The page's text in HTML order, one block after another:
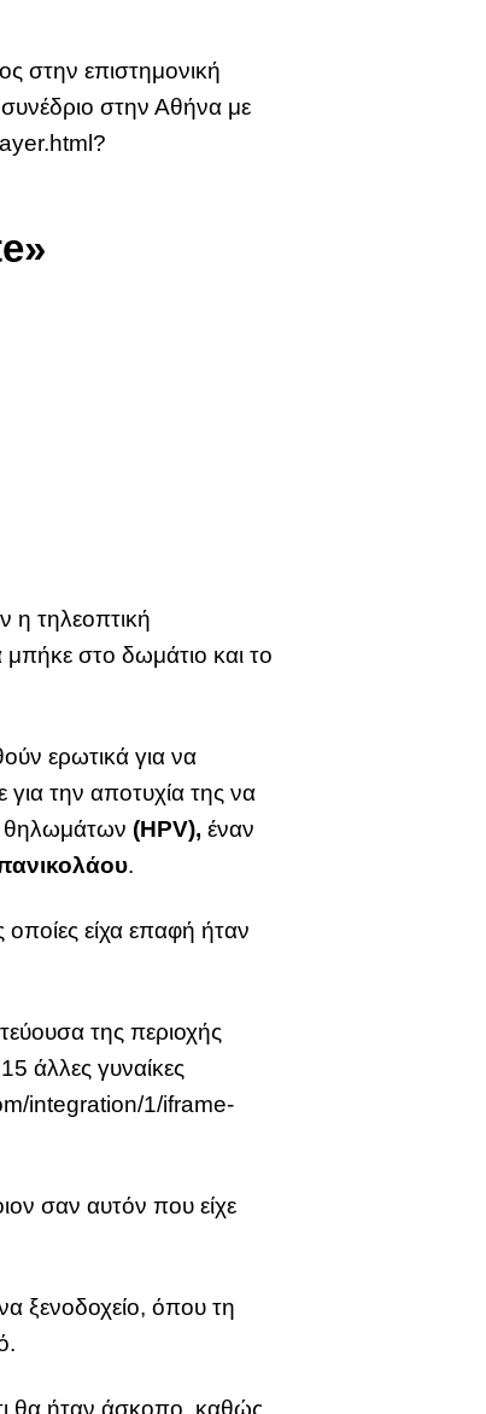
στην επιστημονική
συνέδριο στην Αθήνα με
η τηλεοπτική
στο δωμάτιο και το
ερωτικά για να
την αποτυχία της να
θηλωμάτων (HPV), έναν
.
οποίες είχα επαφή ήταν
της περιοχής
άλλες γυναίκες
integration/1/iframe-
σαν αυτόν που είχε
ξενοδοχείο, όπου τη
θα ήταν άσκοπο, καθώς